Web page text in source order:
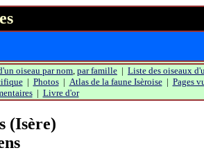
oiseau par nom, par famille | Liste des oiseaux
| Photos| Atlas de la faune Isèroise| Pages
| Livre d'or
(Isère)